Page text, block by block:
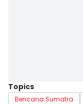
Topics
Bencana Sumatra